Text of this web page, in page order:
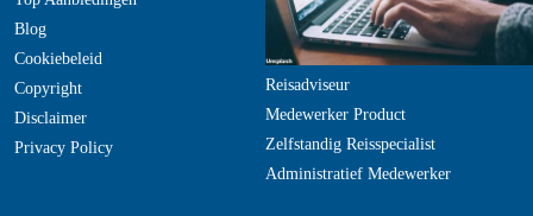
Blog
Cookiebeleid
Copyright
Disclaimer
Privacy Policy
Reisadviseur
Medewerker Product
Zelfstandig Reisspecialist
Administratief Medewerker